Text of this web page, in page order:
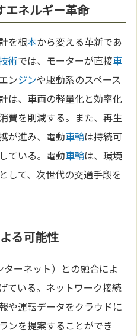
エネルギー革命
を根本から変える革新であ
術では、モーターが直接車
ンジンや駆動系のスペース
は、車両の軽量化と効率化
消費を削減する。また、再生
が進み、電動車輪は持続可
ている。電動車輪は、環境
として、次世代の交通手段を
る可能性
ターネット）との融合によ
ている。ネットワーク接続
や運転データをクラウドに
ンを提案することができ